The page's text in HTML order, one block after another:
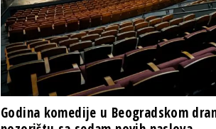
Godina komedije u Beogradskom